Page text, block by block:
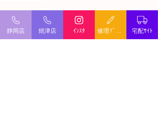
最新記事 すべて表示
静岡店 焼津店 ｲﾝｽﾀ 宅配ｻｲﾄ